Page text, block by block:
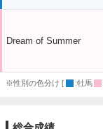
Dream of Summer
※性別の色分け [ :牡馬